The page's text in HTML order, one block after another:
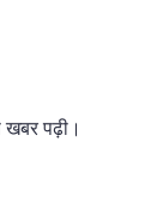
खबर पढ़ी।